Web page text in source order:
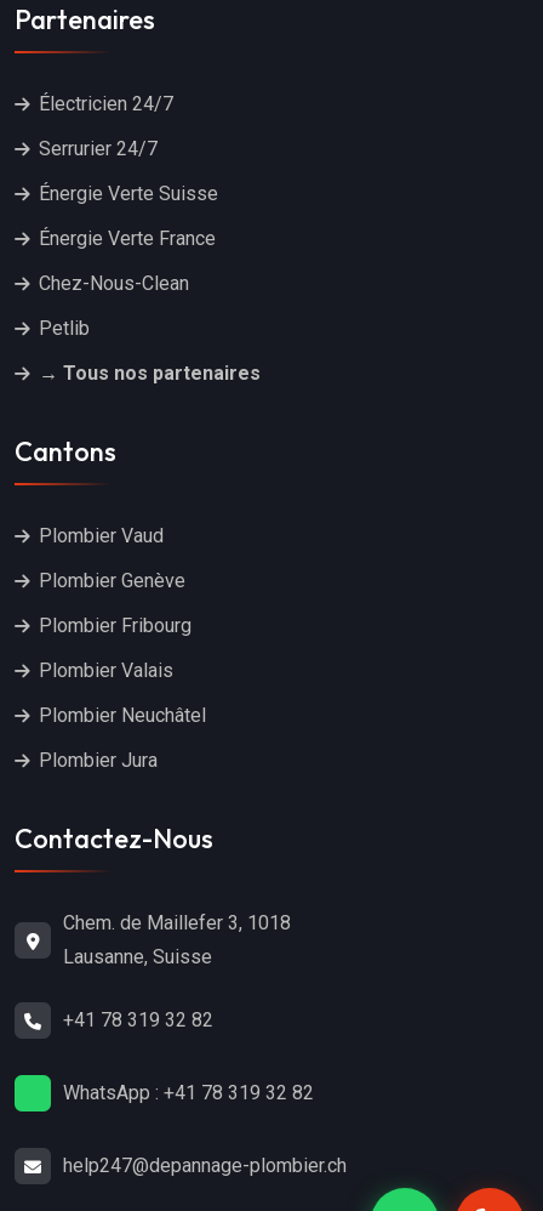
Partenaires
Électricien 24/7
Serrurier 24/7
Énergie Verte Suisse
Énergie Verte France
Chez-Nous-Clean
Petlib
→ Tous nos partenaires
Cantons
Plombier Vaud
Plombier Genève
Plombier Fribourg
Plombier Valais
Plombier Neuchâtel
Plombier Jura
Contactez-Nous
Chem. de Maillefer 3, 1018
Lausanne, Suisse
+41 78 319 32 82
WhatsApp : +41 78 319 32 82
help247@depannage-plombier.ch